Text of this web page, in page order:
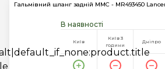
Гальмівний шланг задній MMC - MR493450
В наявності
Київ
Київ 3
години
Дніпро